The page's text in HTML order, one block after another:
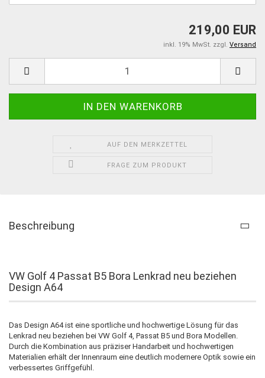
219,00 EUR
inkl. 19% MwSt. zzgl. Versand
AUF DEN MERKZETTEL
FRAGE ZUM PRODUKT
Beschreibung
VW Golf 4 Passat B5 Bora Lenkrad neu beziehen
Design A64
Das Design A64 ist eine sportliche und hochwertige Lösung für das
Lenkrad neu beziehen bei VW Golf 4, Passat B5 und Bora Modellen.
Durch die Kombination aus präziser Handarbeit und hochwertigen
Materialien erhält der Innenraum eine deutlich modernere Optik sowie ein
verbessertes Griffgefühl.